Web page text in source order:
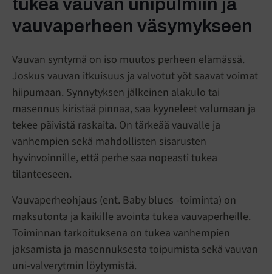
tukea vauvan unipulmiin ja
vauvaperheen väsymykseen
Vauvan syntymä on iso muutos perheen elämässä.
Joskus vauvan itkuisuus ja valvotut yöt saavat voimat
hiipumaan. Synnytyksen jälkeinen alakulo tai
masennus kiristää pinnaa, saa kyyneleet valumaan ja
tekee päivistä raskaita. On tärkeää vauvalle ja
vanhempien sekä mahdollisten sisarusten
hyvinvoinnille, että perhe saa nopeasti tukea
tilanteeseen.
Vauvaperheohjaus (ent. Baby blues -toiminta) on
maksutonta ja kaikille avointa tukea vauvaperheille.
Toiminnan tarkoituksena on tukea vanhempien
jaksamista ja masennuksesta toipumista sekä vauvan
uni-valverytmin löytymistä.